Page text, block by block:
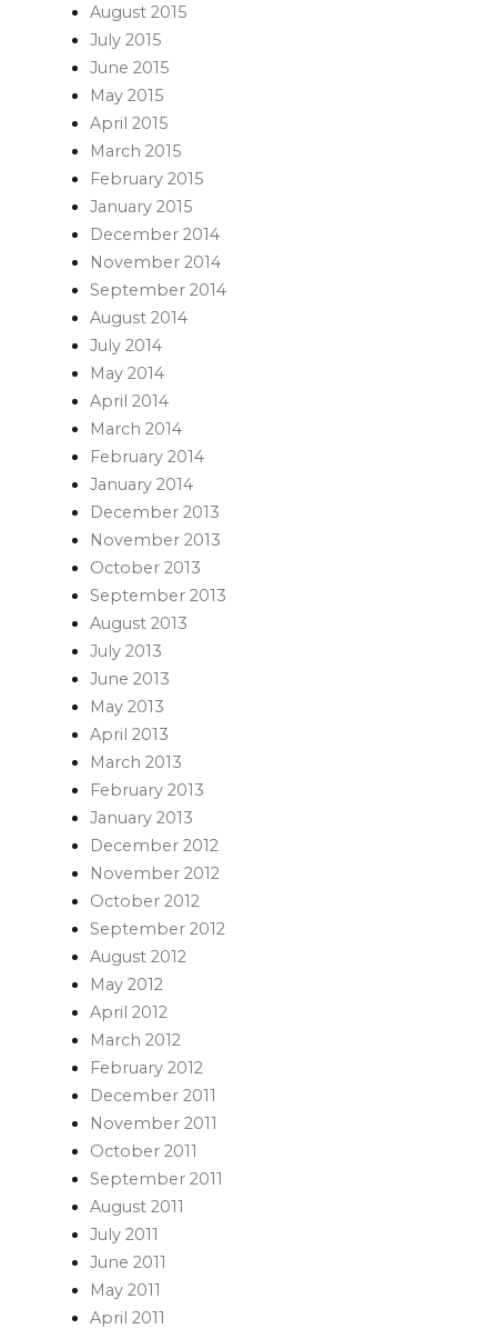
August 2015
July 2015
June 2015
May 2015
April 2015
March 2015
February 2015
January 2015
December 2014
November 2014
September 2014
August 2014
July 2014
May 2014
April 2014
March 2014
February 2014
January 2014
December 2013
November 2013
October 2013
September 2013
August 2013
July 2013
June 2013
May 2013
April 2013
March 2013
February 2013
January 2013
December 2012
November 2012
October 2012
September 2012
August 2012
May 2012
April 2012
March 2012
February 2012
December 2011
November 2011
October 2011
September 2011
August 2011
July 2011
June 2011
May 2011
April 2011